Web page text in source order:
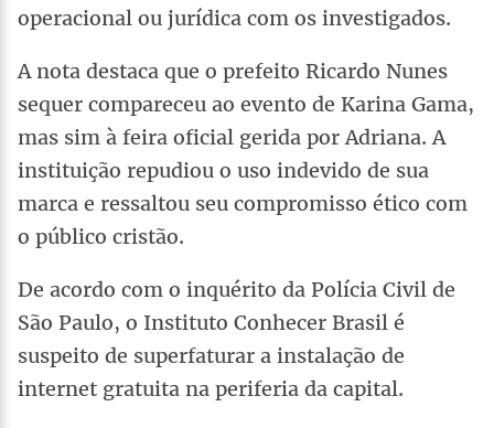
operacional ou jurídica com os investigados.
A nota destaca que o prefeito Ricardo Nunes
sequer compareceu ao evento de Karina Gama,
mas sim à feira oficial gerida por Adriana. A
instituição repudiou o uso indevido de sua
marca e ressaltou seu compromisso ético com
o público cristão.
De acordo com o inquérito da Polícia Civil de
São Paulo, o Instituto Conhecer Brasil é
suspeito de superfaturar a instalação de
internet gratuita na periferia da capital.